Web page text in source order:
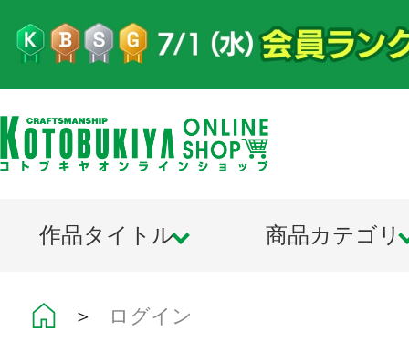
作品タイトル 商品カテゴリ
＞ ログイン